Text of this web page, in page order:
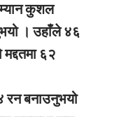
कुशल
। उहाँले ४६
६२
बनाउनुभयो